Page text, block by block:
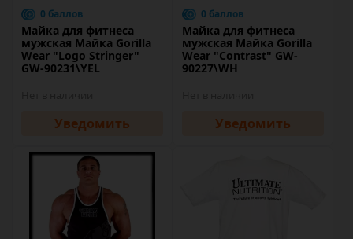
0 баллов
Майка для фитнеса
мужская Майка Gorilla
Wear "Logo Stringer"
GW-90231\YEL
Уведомить
0 баллов
Майка для фитнеса
мужская Майка Gorilla
Wear "Contrast" GW-
90227\WH
Уведомить